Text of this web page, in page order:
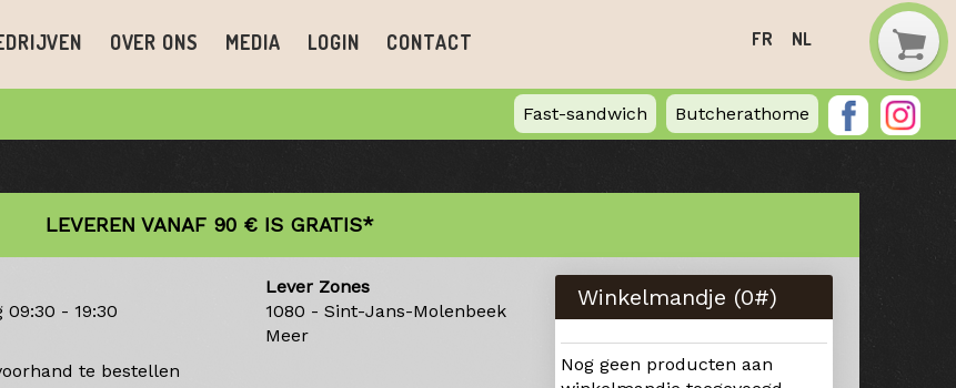
OVER ONS MEDIA LOGIN CONTACT FR NL
Fast-sandwich Butcherathome
LEVEREN VANAF 90 € IS GRATIS*
09:30 - 19:30
Lever Zones
1080 - Sint-Jans-Molenbeek
Meer
te bestellen
Winkelmandje (0#)
Nog geen producten aan